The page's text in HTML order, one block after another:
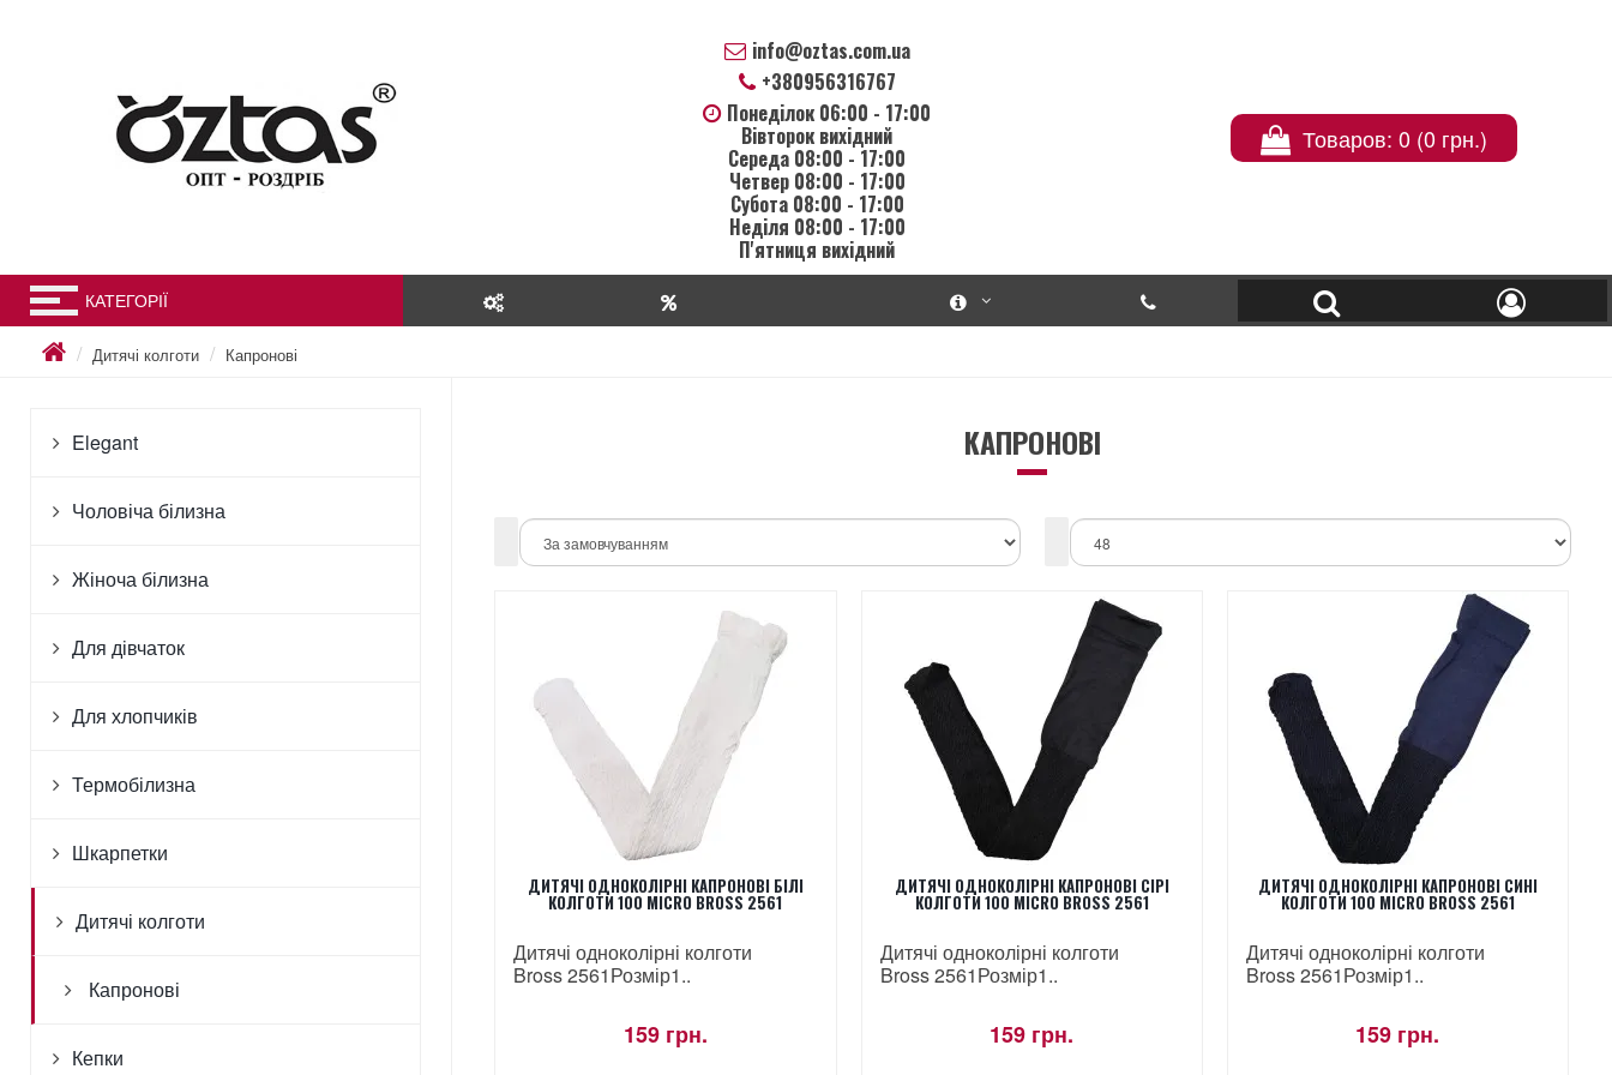
info@oztas.com.ua
+380956316767
Понеділок 06:00 - 17:00
Вівторок вихідний
Середа 08:00 - 17:00
Четвер 08:00 - 17:00
Субота 08:00 - 17:00
Неділя 08:00 - 17:00
П'ятниця вихідний
Товаров: 0 (0 грн.)
КАТЕГОРІЇ
Дитячі колготи Капронові
Elegant
Чоловіча білизна
Жіноча білизна
Для дівчаток
Для хлопчиків
Термобілизна
Шкарпетки
Дитячі колготи
Капронові
Кепки
КАПРОНОВІ
ДИТЯЧІ ОДНОКОЛІРНІ КАПРОНОВІ БІЛІ
КОЛГОТИ 100 MICRO BROSS 2561
Дитячі одноколірні колготи
Bross 2561 Розмір1..
159 грн.
ДИТЯЧІ ОДНОКОЛІРНІ КАПРОНОВІ СІРІ
КОЛГОТИ 100 MICRO BROSS 2561
Дитячі одноколірні колготи
Bross 2561 Розмір1..
159 грн.
ДИТЯЧІ ОДНОКОЛІРНІ КАПРОНОВІ СИНІ
КОЛГОТИ 100 MICRO BROSS 2561
Дитячі одноколірні колготи
Bross 2561 Розмір1..
159 грн.